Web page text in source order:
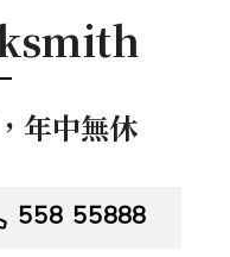
年中無休
558 55888